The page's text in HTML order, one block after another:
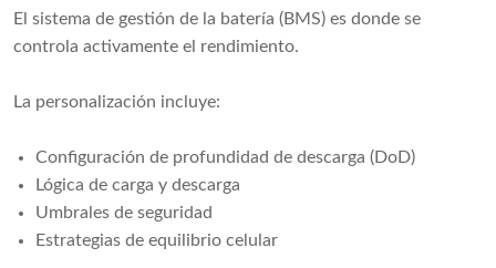
El sistema de gestión de la batería (BMS) es donde se
controla activamente el rendimiento.
La personalización incluye:
Configuración de profundidad de descarga (DoD)
Lógica de carga y descarga
Umbrales de seguridad
Estrategias de equilibrio celular